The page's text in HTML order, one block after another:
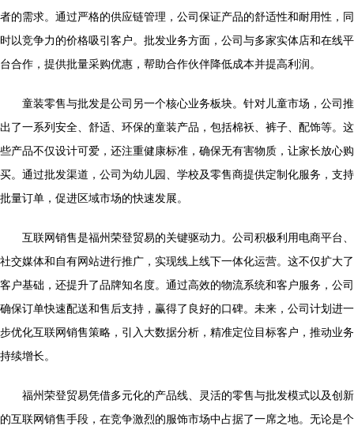
者的需求。通过严格的供应链管理，公司保证产品的舒适性和耐用性，同
时以竞争力的价格吸引客户。批发业务方面，公司与多家实体店和在线平
台合作，提供批量采购优惠，帮助合作伙伴降低成本并提高利润。
童装零售与批发是公司另一个核心业务板块。针对儿童市场，公司推
出了一系列安全、舒适、环保的童装产品，包括棉袄、裤子、配饰等。这
些产品不仅设计可爱，还注重健康标准，确保无有害物质，让家长放心购
买。通过批发渠道，公司为幼儿园、学校及零售商提供定制化服务，支持
批量订单，促进区域市场的快速发展。
互联网销售是福州荣登贸易的关键驱动力。公司积极利用电商平台、
社交媒体和自有网站进行推广，实现线上线下一体化运营。这不仅扩大了
客户基础，还提升了品牌知名度。通过高效的物流系统和客户服务，公司
确保订单快速配送和售后支持，赢得了良好的口碑。未来，公司计划进一
步优化互联网销售策略，引入大数据分析，精准定位目标客户，推动业务
持续增长。
福州荣登贸易凭借多元化的产品线、灵活的零售与批发模式以及创新
的互联网销售手段，在竞争激烈的服饰市场中占据了一席之地。无论是个